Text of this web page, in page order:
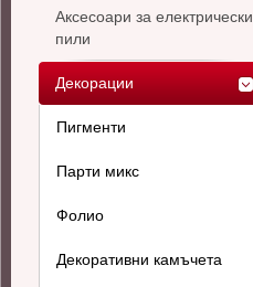
Аксесоари за електрически
пили
Декорации
Пигменти
Парти микс
Фолио
Декоративни камъчета